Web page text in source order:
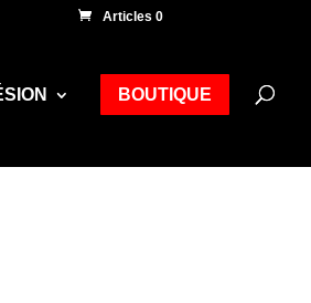
Articles 0
BOUTIQUE